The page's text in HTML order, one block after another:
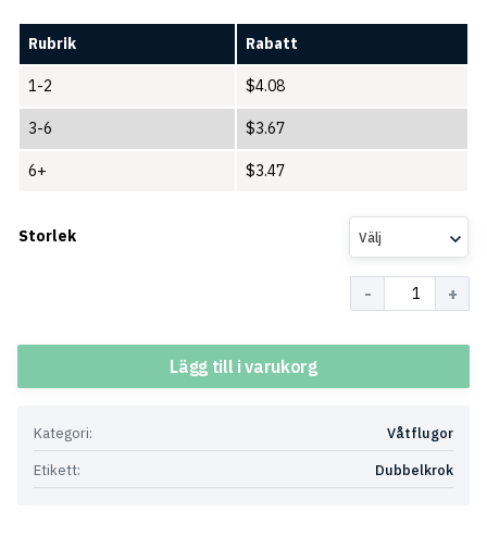
Rubrik Rabatt
1-2 $4.08
3-6 $3.67
6+ $3.47
Storlek Välj
Lägg till i varukorg
Kategori:
Våtflugor
Etikett:
Dubbelkrok